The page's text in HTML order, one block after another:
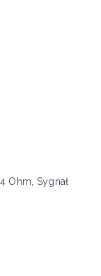
Ohm, Sygnał